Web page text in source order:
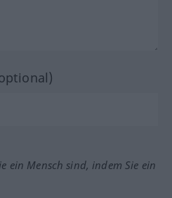
ein Mensch sind, indem Sie ein